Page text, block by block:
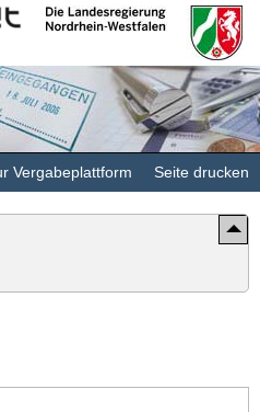
Landesregierung
Nordrhein-
Vergabeplattform Seite drucken